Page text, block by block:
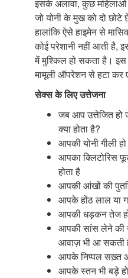
इसके अलावा, कुछ महिलाओं
जो योनी के मुख को दो छोटे
हालांकि ऐसे हाइमेन से
कोई परेशानी नहीं आती
में मुश्किल हो सकता है।
मामूली ऑपरेशन से हटा कर
सेक्सकेलिएउत्तेजना
जब आप उत्तेजित हो
क्या होता है?
आपकी योनी गीली
आपका क्लिटोरिस
होता है
आपकी आंखों की
आपके होंठ लाल या
आपकी धड़कन तेज
आपकी सांस लेने की
आवाज़ भी आ सकती
आपके निप्पल सख़्त
आपके स्तन भी बड़े